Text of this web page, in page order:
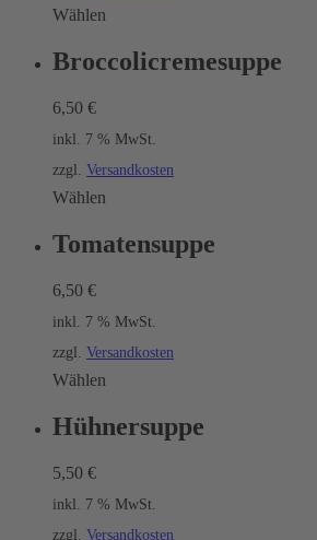
Wählen
Broccolicremesuppe
6,50 €
inkl. 7 % MwSt.
zzgl. Versandkosten
Wählen
Tomatensuppe
6,50 €
inkl. 7 % MwSt.
zzgl. Versandkosten
Wählen
Hühnersuppe
5,50 €
inkl. 7 % MwSt.
zzgl. Versandkosten